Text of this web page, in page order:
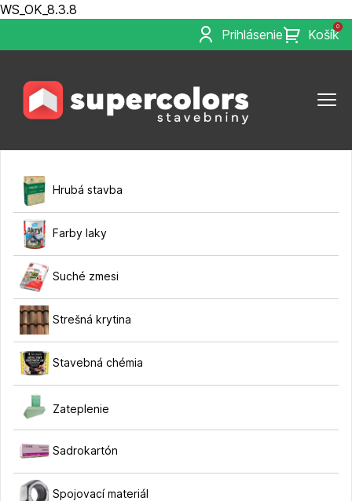
WS_OK_8.3.8
Prihlásenie
0
Košík
Hrubá stavba
Farby laky
Suché zmesi
Strešná krytina
Stavebná chémia
Zateplenie
Sadrokartón
Spojovací materiál